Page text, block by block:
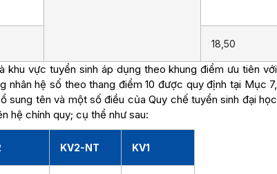
18,50
vực tuyển sinh áp dụng theo khung điểm ưu tiên với
hệ số theo thang điểm 10 được quy định tại Mục 7,
tên và một số điều của Quy chế tuyển sinh đại học
hệ chính quy; cụ thể như sau:
KV2-NT KV1